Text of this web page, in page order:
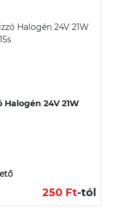
Halogén 24V 21W
250 Ft-tól